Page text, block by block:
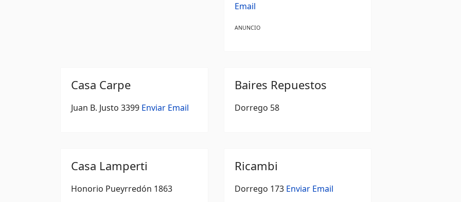
Email
ANUNCIO
Casa Carpe
Juan B. Justo 3399 Enviar Email
Baires Repuestos
Dorrego 58
Casa Lamperti
Honorio Pueyrredón 1863
Ricambi
Dorrego 173 Enviar Email